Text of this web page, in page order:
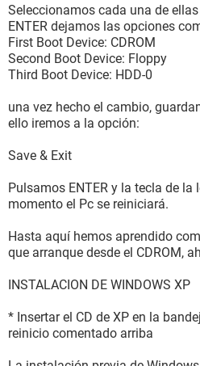
Seleccionamos cada una de
ENTER dejamos las opciones
First Boot Device: CDROM
Second Boot Device: Floppy
Third Boot Device: HDD-0
una vez hecho el cambio,
ello iremos a la opción:
Save & Exit
Pulsamos ENTER y la tecla de la
momento el Pc se reiniciará.
Hasta aquí hemos aprendido
que arranque desde el CDROM,
INSTALACION DE WINDOWS XP
* Insertar el CD de XP en la
reinicio comentado arriba